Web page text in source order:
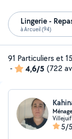
Lingerie -
à Arcueil (94)
91 Particuliers et
-
4,6/5 (722
5/5